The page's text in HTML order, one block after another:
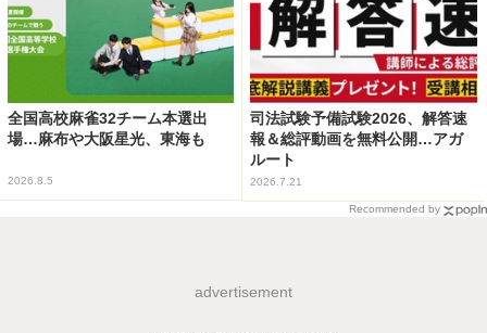
全国高校麻雀32チーム本選出
場…麻布や大阪星光、東海も
2026.8.5
司法試験予備試験2026、解答速
報＆総評動画を無料公開…アガ
ルート
2026.7.21
Recommended by
advertisement